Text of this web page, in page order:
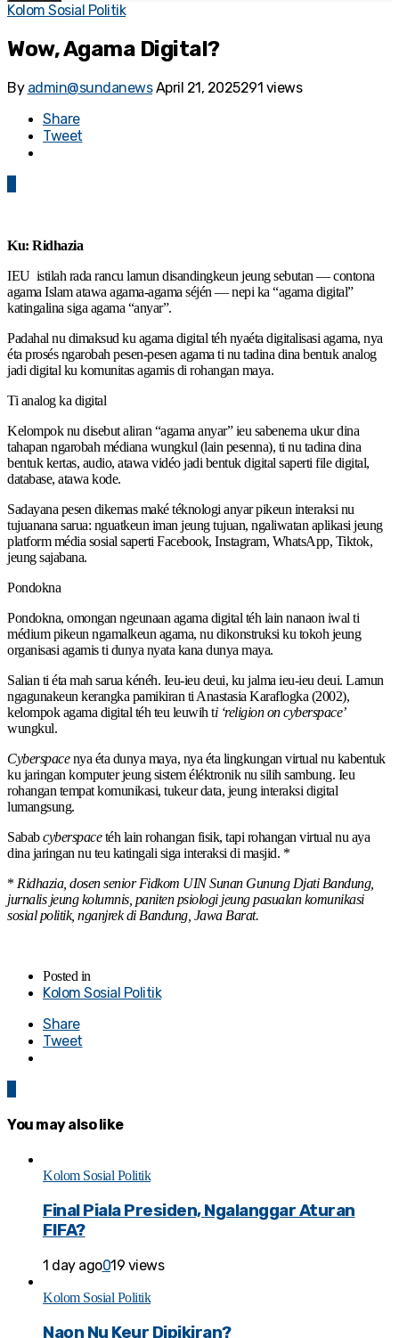
Kolom Sosial Politik
Wow, Agama Digital?
By admin@sundanews April 21, 2025291 views
Share
Tweet
Ku: Ridhazia
IEU istilah rada rancu lamun disandingkeun jeung sebutan — contona
agama Islam atawa agama-agama séjén — nepi ka “agama digital”
katingalina siga agama “anyar”.
Padahal nu dimaksud ku agama digital téh nyaéta digitalisasi agama, nya
éta prosés ngarobah pesen-pesen agama ti nu tadina dina bentuk analog
jadi digital ku komunitas agamis di rohangan maya.
Ti analog ka digital
Kelompok nu disebut aliran “agama anyar” ieu sabenerna ukur dina
tahapan ngarobah médiana wungkul (lain pesenna), ti nu tadina dina
bentuk kertas, audio, atawa vidéo jadi bentuk digital saperti file digital,
database, atawa kode.
Sadayana pesen dikemas maké téknologi anyar pikeun interaksi nu
tujuanana sarua: nguatkeun iman jeung tujuan, ngaliwatan aplikasi jeung
platform média sosial saperti Facebook, Instagram, WhatsApp, Tiktok,
jeung sajabana.
Pondokna
Pondokna, omongan ngeunaan agama digital téh lain nanaon iwal ti
médium pikeun ngamalkeun agama, nu dikonstruksi ku tokoh jeung
organisasi agamis ti dunya nyata kana dunya maya.
Salian ti éta mah sarua kénéh. Ieu-ieu deui, ku jalma ieu-ieu deui. Lamun
ngagunakeun kerangka pamikiran ti Anastasia Karaflogka (2002),
kelompok agama digital téh teu leuwih ti ‘religion on cyberspace’
wungkul.
Cyberspacenya éta dunya maya, nya éta lingkungan virtual nu kabentuk
ku jaringan komputer jeung sistem éléktronik nu silih sambung. Ieu
rohangan tempat komunikasi, tukeur data, jeung interaksi digital
lumangsung.
Sababcyberspacetéh lain rohangan fisik, tapi rohangan virtual nu aya
dina jaringan nu teu katingali siga interaksi di masjid. *
* Ridhazia, dosen senior Fidkom UIN Sunan Gunung Djati Bandung,
jurnalis jeung kolumnis, paniten psiologi jeung pasualan komunikasi
sosial politik, nganjrek di Bandung, Jawa Barat.
Posted in
Kolom Sosial Politik
Share
Tweet
You may also like
Kolom Sosial Politik
Final Piala Presiden, Ngalanggar Aturan
FIFA?
1 day ago019 views
Kolom Sosial Politik
Naon Nu Keur Dipikiran?